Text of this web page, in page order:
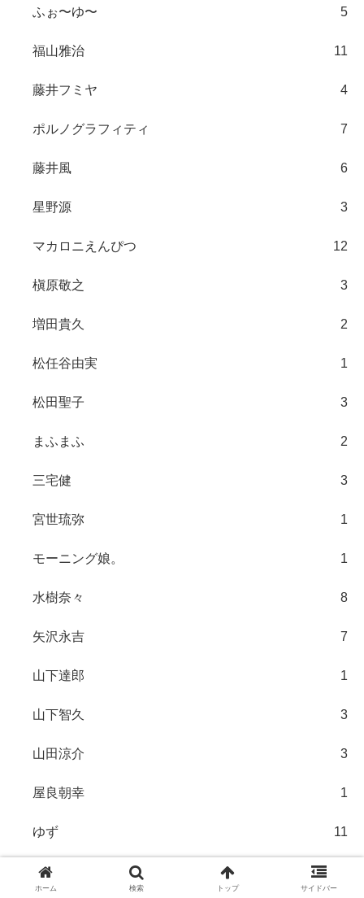
ふぉ〜ゆ〜 5
福山雅治 11
藤井フミヤ 4
ポルノグラフィティ 7
藤井風 6
星野源 3
マカロニえんぴつ 12
槇原敬之 3
増田貴久 2
松任谷由実 1
松田聖子 3
まふまふ 2
三宅健 3
宮世琉弥 1
モーニング娘。 1
水樹奈々 8
矢沢永吉 7
山下達郎 1
山下智久 3
山田涼介 3
屋良朝幸 1
ゆず 11
優里
ホーム 検索 トップ サイドバー